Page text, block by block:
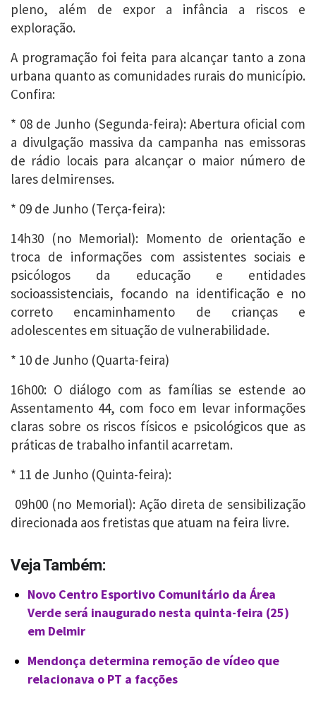
pleno, além de expor a infância a riscos e
exploração.
A programação foi feita para alcançar tanto a zona
urbana quanto as comunidades rurais do município.
Confira:
* 08 de Junho (Segunda-feira): Abertura oficial com
a divulgação massiva da campanha nas emissoras
de rádio locais para alcançar o maior número de
lares delmirenses.
* 09 de Junho (Terça-feira):
14h30 (no Memorial): Momento de orientação e
troca de informações com assistentes sociais e
psicólogos da educação e entidades
socioassistenciais, focando na identificação e no
correto encaminhamento de crianças e
adolescentes em situação de vulnerabilidade.
* 10 de Junho (Quarta-feira)
16h00: O diálogo com as famílias se estende ao
Assentamento 44, com foco em levar informações
claras sobre os riscos físicos e psicológicos que as
práticas de trabalho infantil acarretam.
* 11 de Junho (Quinta-feira):
09h00 (no Memorial): Ação direta de sensibilização
direcionada aos fretistas que atuam na feira livre.
Veja Também:
Novo Centro Esportivo Comunitário da Área
Verde será inaugurado nesta quinta-feira (25)
em Delmir
Mendonça determina remoção de vídeo que
relacionava o PT a facções